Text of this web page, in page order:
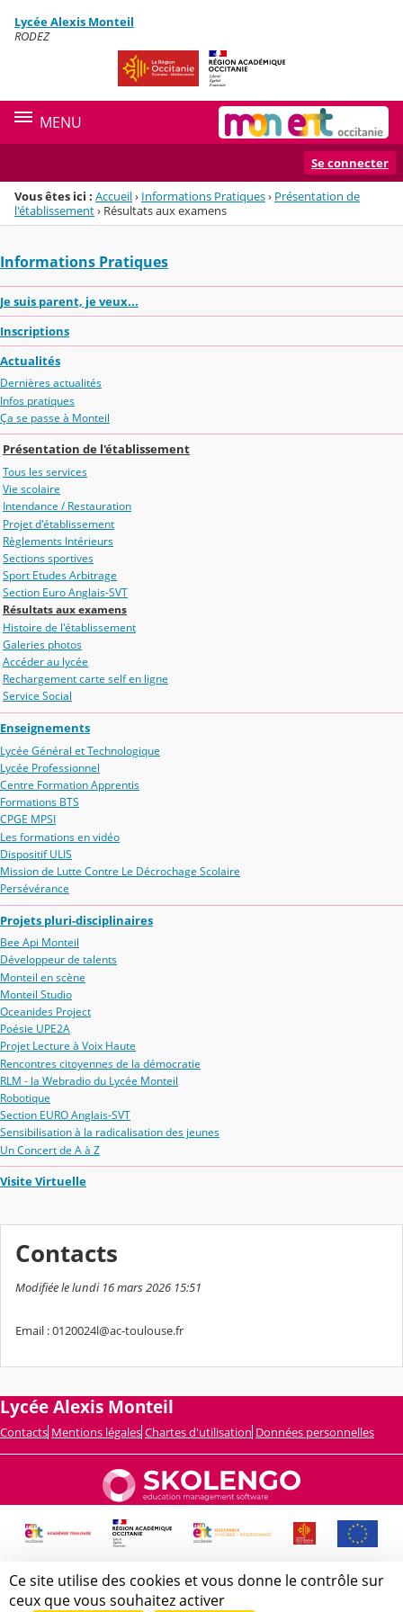
Menu de la rubrique
Contenu
Lycée Alexis Monteil
RODEZ
MENU
Se connecter
Vous êtes ici : Accueil› Informations Pratiques› Présentation de
l'établissement› Résultats aux examens
Informations Pratiques
Je suis parent, je veux...
Inscriptions
Actualités
Dernières actualités
Infos pratiques
Ça se passe à Monteil
Présentation de l'établissement
Tous les services
Vie scolaire
Intendance / Restauration
Projet d'établissement
Règlements Intérieurs
Sections sportives
Sport Etudes Arbitrage
Section Euro Anglais-SVT
Résultats aux examens
Histoire de l'établissement
Galeries photos
Accéder au lycée
Rechargement carte self en ligne
Service Social
Enseignements
Lycée Général et Technologique
Lycée Professionnel
Centre Formation Apprentis
Formations BTS
CPGE MPSI
Les formations en vidéo
Dispositif ULIS
Mission de Lutte Contre Le Décrochage Scolaire
Persévérance
Projets pluri-disciplinaires
Bee Api Monteil
Développeur de talents
Monteil en scène
Monteil Studio
Oceanides Project
Poésie UPE2A
Projet Lecture à Voix Haute
Rencontres citoyennes de la démocratie
RLM - la Webradio du Lycée Monteil
Robotique
Section EURO Anglais-SVT
Sensibilisation à la radicalisation des jeunes
Un Concert de A à Z
Visite Virtuelle
Contacts
Modifiée le lundi 16 mars 2026 15:51
Email : 0120024l@ac-toulouse.fr
Lycée Alexis Monteil
Contacts Mentions légales Chartes d'utilisation Données personnelles
Ce site utilise des cookies et vous donne le contrôle sur
ceux que vous souhaitez activer